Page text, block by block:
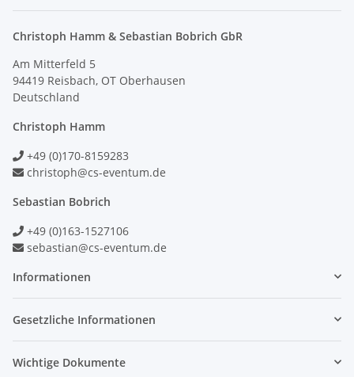
Christoph Hamm & Sebastian Bobrich GbR
Am Mitterfeld 5
94419 Reisbach, OT Oberhausen
Deutschland
Christoph Hamm
+49 (0)170-8159283
christoph@cs-eventum.de
Sebastian Bobrich
+49 (0)163-1527106
sebastian@cs-eventum.de
Informationen
Gesetzliche Informationen
Wichtige Dokumente